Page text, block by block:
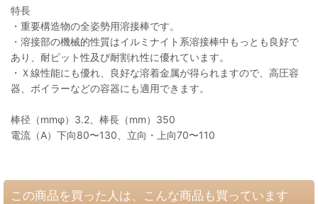
特長
・重要構造物の全姿勢用溶接棒です。
・溶接部の機械的性質はイルミナイト系溶接棒中もっとも良好で
あり、耐ピット性及び耐割れ性に優れています。
・Ｘ線性能にも優れ、良好な溶着金属が得られますので、高圧容
器、ボイラーなどの容器にも適用できます。
棒径（mmφ）3.2、棒長（mm）350
電流（A）下向80〜130、立向・上向70〜110
この商品を買った人は、こんな商品も買っています